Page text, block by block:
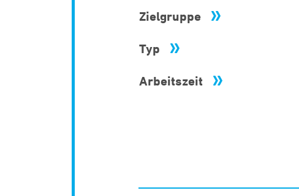
Zielgruppe
Typ
Arbeitszeit